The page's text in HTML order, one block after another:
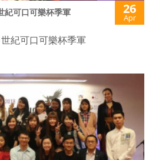
紀可口可樂杯季軍 26
Apr
紀可口可樂杯季軍